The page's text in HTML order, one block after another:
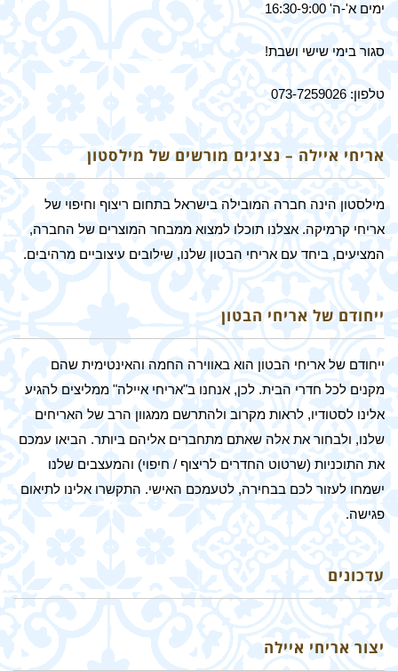
ימים א'-ה' 16:30-9:00
סגור בימי שישי ושבת!
טלפון: 073-7259026
אריחי איילה – נציגים מורשים של מילסטון
מילסטון הינה חברה המובילה בישראל בתחום ריצוף וחיפוי של
אריחי קרמיקה. אצלנו תוכלו למצוא ממבחר המוצרים של החברה,
המציעים, ביחד עם אריחי הבטון שלנו, שילובים עיצוביים מרהיבים.
ייחודם של אריחי הבטון
ייחודם של אריחי הבטון הוא באווירה החמה והאינטימית שהם
מקנים לכל חדרי הבית. לכן, אנחנו ב"אריחי איילה" ממליצים להגיע
אלינו לסטודיו, לראות מקרוב ולהתרשם ממגוון הרב של האריחים
שלנו, ולבחור את אלה שאתם מתחברים אליהם ביותר. הביאו עמכם
את התוכניות (שרטוט החדרים לריצוף / חיפוי) והמעצבים שלנו
ישמחו לעזור לכם בבחירה, לטעמכם האישי. התקשרו אלינו לתיאום
פגישה.
עדכונים
יצור אריחי איילה